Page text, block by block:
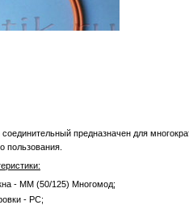
предназначен для
пользования.
- MM (50/125) Многомод;
- PC;